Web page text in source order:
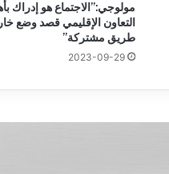
مولوجي:”الاجتماع هو إدراك
التعاون الإقليمي قصد وضع
طريق مشتركة”
2023-09-29